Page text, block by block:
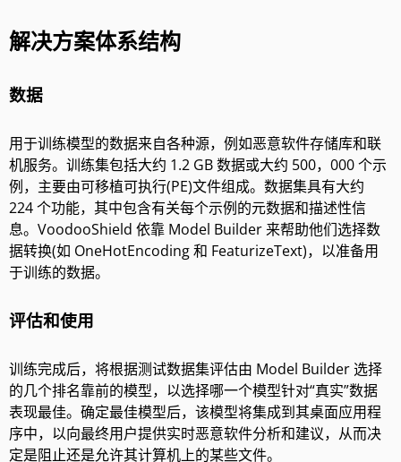
解决方案体系结构
数据
用于训练模型的数据来自各种源，例如恶意软件存储库和联
机服务。训练集包括大约 1.2 GB 数据或大约 500，000 个示
例，主要由可移植可执行(PE)文件组成。数据集具有大约
224 个功能，其中包含有关每个示例的元数据和描述性信
息。VoodooShield 依靠 Model Builder 来帮助他们选择数
据转换(如 OneHotEncoding 和 FeaturizeText)，以准备用
于训练的数据。
评估和使用
训练完成后，将根据测试数据集评估由 Model Builder 选择
的几个排名靠前的模型，以选择哪一个模型针对“真实”数据
表现最佳。确定最佳模型后，该模型将集成到其桌面应用程
序中，以向最终用户提供实时恶意软件分析和建议，从而决
定是阻止还是允许其计算机上的某些文件。